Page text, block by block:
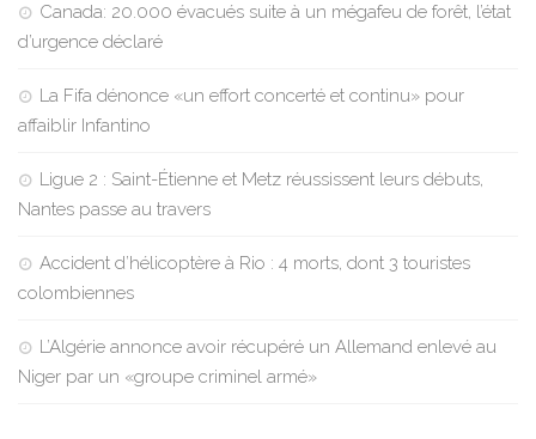
Canada: 20.000 évacués suite à un mégafeu de forêt, l’état
d’urgence déclaré
La Fifa dénonce «un effort concerté et continu» pour
affaiblir Infantino
Ligue 2 : Saint-Étienne et Metz réussissent leurs débuts,
Nantes passe au travers
Accident d’hélicoptère à Rio : 4 morts, dont 3 touristes
colombiennes
L’Algérie annonce avoir récupéré un Allemand enlevé au
Niger par un «groupe criminel armé»